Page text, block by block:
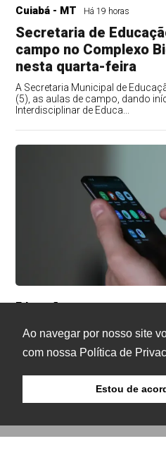
Ao navegar por nosso site
com nossa Política de
Estou de
Cuiabá - MT Há 19 horas
Secretaria de
campo no Complexo
nesta quarta-feira
A Secretaria Municipal de
(5), as aulas de campo, dando
Interdisciplinar de Educa...
Educação
Impacto das telas na
debatido em 80% das
Dados são de pesquisa com